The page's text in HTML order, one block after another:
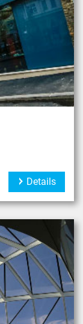
Details